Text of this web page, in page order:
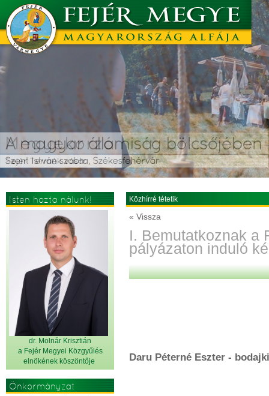
Isten hozta nálunk!
dr. Molnár Krisztián
a Fejér Megyei Közgyűlés
elnökének köszöntője
Önkormányzat
Közhírré tétetik
« Vissza
I. Bemutatkoznak a
pályázaton induló
Daru Péterné Eszter -